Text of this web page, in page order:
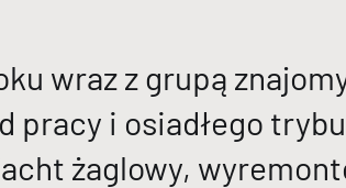
wraz z grupą
pracy i osiadłego
żaglowy,